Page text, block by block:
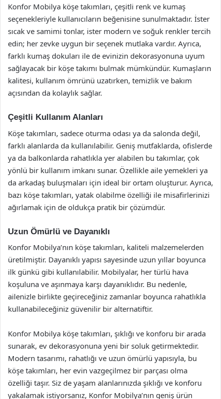
Konfor Mobilya köşe takımları, çeşitli renk ve kumaş
seçenekleriyle kullanıcıların beğenisine sunulmaktadır. İster
sıcak ve samimi tonlar, ister modern ve soğuk renkler tercih
edin; her zevke uygun bir seçenek mutlaka vardır. Ayrıca,
farklı kumaş dokuları ile de evinizin dekorasyonuna uyum
sağlayacak bir köşe takımı bulmak mümkündür. Kumaşların
kalitesi, kullanım ömrünü uzatırken, temizlik ve bakım
açısından da kolaylık sağlar.
Çeşitli Kullanım Alanları
Köşe takımları, sadece oturma odası ya da salonda değil,
farklı alanlarda da kullanılabilir. Geniş mutfaklarda, ofislerde
ya da balkonlarda rahatlıkla yer alabilen bu takımlar, çok
yönlü bir kullanım imkanı sunar. Özellikle aile yemekleri ya
da arkadaş buluşmaları için ideal bir ortam oluşturur. Ayrıca,
bazı köşe takımları, yatak olabilme özelliği ile misafirlerinizi
ağırlamak için de oldukça pratik bir çözümdür.
Uzun Ömürlü ve Dayanıklı
Konfor Mobilya’nın köşe takımları, kaliteli malzemelerden
üretilmiştir. Dayanıklı yapısı sayesinde uzun yıllar boyunca
ilk günkü gibi kullanılabilir. Mobilyalar, her türlü hava
koşuluna ve aşınmaya karşı dayanıklıdır. Bu nedenle,
ailenizle birlikte geçireceğiniz zamanlar boyunca rahatlıkla
kullanabileceğiniz güvenilir bir alternatiftir.
Konfor Mobilya köşe takımları, şıklığı ve konforu bir arada
sunarak, ev dekorasyonuna yeni bir soluk getirmektedir.
Modern tasarımı, rahatlığı ve uzun ömürlü yapısıyla, bu
köşe takımları, her evin vazgeçilmez bir parçası olma
özelliği taşır. Siz de yaşam alanlarınızda şıklığı ve konforu
yakalamak istiyorsanız, Konfor Mobilya’nın geniş ürün